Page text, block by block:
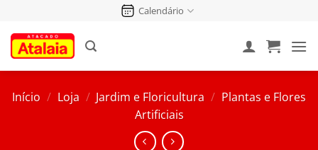
conteúdo
Calendário
Início / Loja / Jardim e Floricultura / Plantas e Flores
Artificiais